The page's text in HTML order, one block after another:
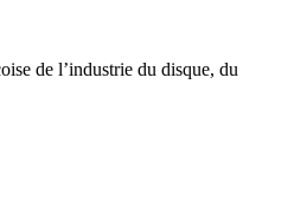
de l’industrie du disque, du